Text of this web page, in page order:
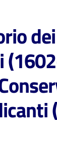
dei